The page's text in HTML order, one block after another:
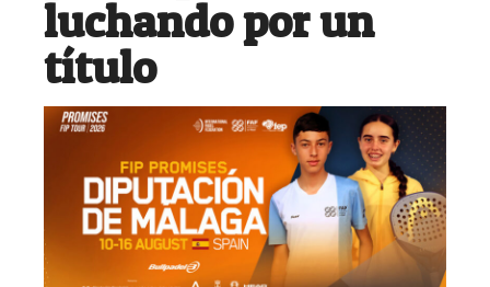
luchando por un
título